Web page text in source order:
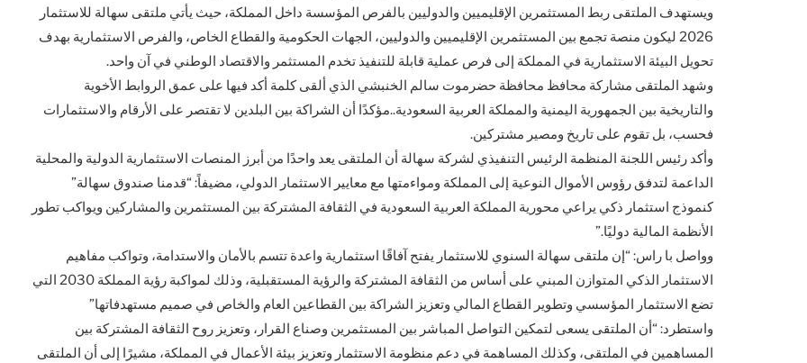
ويستهدف الملتقى ربط المستثمرين الإقليميين والدوليين بالفرص المؤسسة داخل المملكة، حيث يأتي ملتقى سهالة للاستثمار
2026 ليكون منصة تجمع بين المستثمرين الإقليميين والدوليين، الجهات الحكومية والقطاع الخاص، والفرص الاستثمارية بهدف
تحويل البيئة الاستثمارية في المملكة إلى فرص عملية قابلة للتنفيذ تخدم المستثمر والاقتصاد الوطني في آن واحد.
وشهد الملتقى مشاركة محافظ محافظة حضرموت سالم الخنبشي الذي ألقى كلمة أكد فيها على عمق الروابط الأخوية
والتاريخية بين الجمهورية اليمنية والمملكة العربية السعودية..مؤكدًا أن الشراكة بين البلدين لا تقتصر على الأرقام والاستثمارات
فحسب، بل تقوم على تاريخ ومصير مشتركين.
وأكد رئيس اللجنة المنظمة الرئيس التنفيذي لشركة سهالة أن الملتقى يعد واحدًا من أبرز المنصات الاستثمارية الدولية والمحلية
الداعمة لتدفق رؤوس الأموال النوعية إلى المملكة ومواءمتها مع معايير الاستثمار الدولي، مضيفاً: “قدمنا صندوق سهالة”
كنموذج استثمار ذكي يراعي محورية المملكة العربية السعودية في الثقافة المشتركة بين المستثمرين والمشاركين ويواكب تطور
الأنظمة المالية دوليًا.”
وواصل با راس: “إن ملتقى سهالة السنوي للاستثمار يفتح آفاقًا استثمارية واعدة تتسم بالأمان والاستدامة، وتواكب مفاهيم
الاستثمار الذكي المتوازن المبني على أساس من الثقافة المشتركة والرؤية المستقبلية، وذلك لمواكبة رؤية المملكة 2030 التي
تضع الاستثمار المؤسسي وتطوير القطاع المالي وتعزيز الشراكة بين القطاعين العام والخاص في صميم مستهدفاتها”
واستطرد: “أن الملتقى يسعى لتمكين التواصل المباشر بين المستثمرين وصناع القرار، وتعزيز روح الثقافة المشتركة بين
المساهمين في الملتقى، وكذلك المساهمة في دعم منظومة الاستثمار وتعزيز بيئة الأعمال في المملكة، مشيرًا إلى أن الملتقى